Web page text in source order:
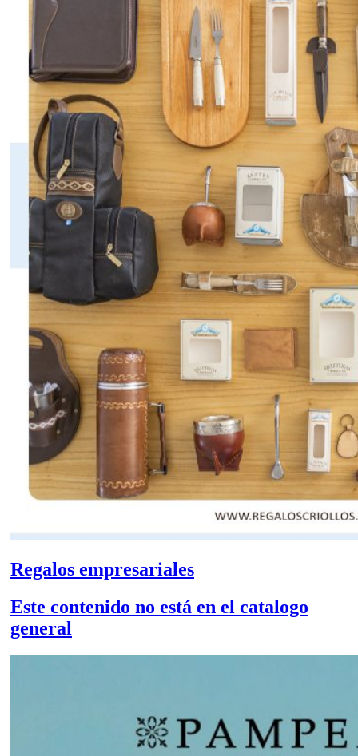
Regalos empresariales
Este contenido no está en el catalogo
general